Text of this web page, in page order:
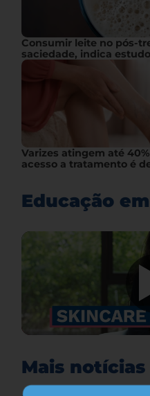
Consumir leite no pós-
saciedade, indica estudo
Varizes atingem até
acesso a tratamento é
Educação
Mais notícias